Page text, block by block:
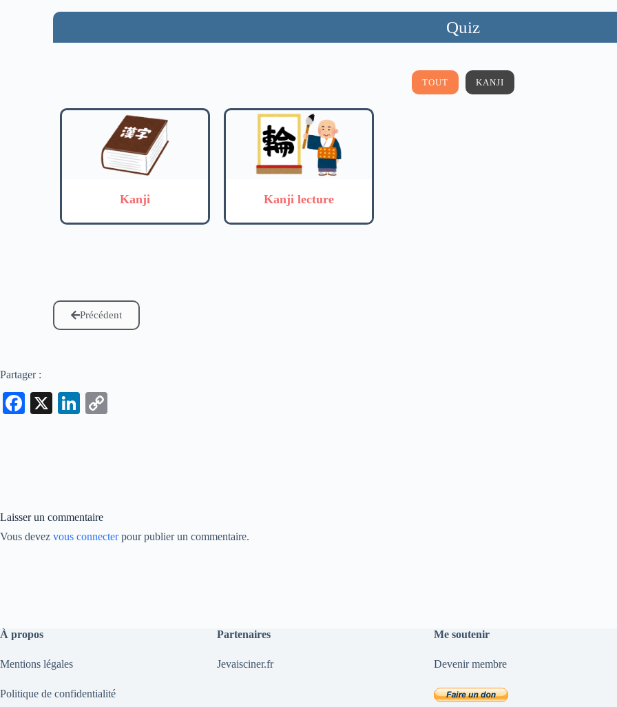
Quiz
TOUT KANJI
Kanji Kanji lecture
Précédent
Partager :
Fa
X
Li
Laisser un commentaire
Vous devez vous connecterpour publier un commentaire.
À propos
Mentions légales
Politique de confidentialité
Partenaires
Jevaisciner.fr
Me soutenir
Devenir membre